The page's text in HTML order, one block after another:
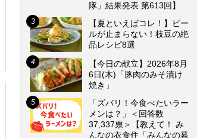
隊」結果発表 第613回】
【夏といえばコレ！】ビー
ルが止まらない！枝豆の絶
品レシピ8選
【今日の献立】2026年8月
6日(木)「豚肉のみそ漬け
焼き」
「ズバリ！今食べたいラー
メンは？」＜回答数
37,337票＞【教えて！ み
んなの衣食住「みんなの暮